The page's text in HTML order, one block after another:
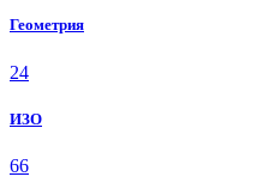
Геометрия
24
ИЗО
66